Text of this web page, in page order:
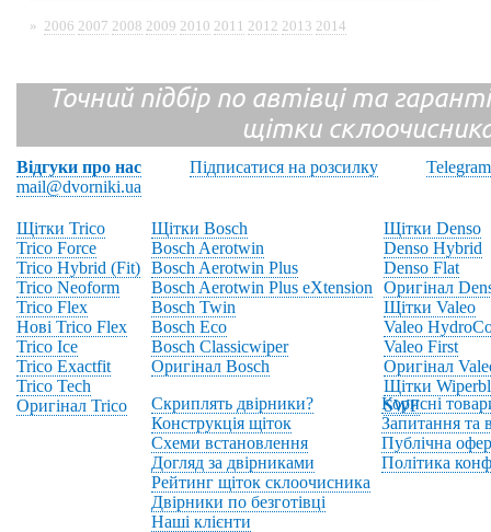
» 2006 2007 2008 2009 2010 2011 2012 2013 2014
Точний підбір по автівці та
щітки
Відгуки про нас Підписатися на розсилку
Telegram
mail@dvorniki.ua
Щітки Trico
Trico Force
Trico Hybrid (Fit)
Trico Neoform
Trico Flex
Нові Trico Flex
Trico Ice
Trico Exactfit
Trico Tech
Оригінал Trico
Щітки Bosch
Bosch Aerotwin
Bosch Aerotwin Plus
Bosch Aerotwin Plus eXtension
Bosch Twin
Bosch Eco
Bosch Classicwiper
Оригінал Bosch
Щітки Denso
Denso Hybrid
Denso Flat
Оригінал
Щітки Valeo
Valeo
Valeo First
Оригінал
Щітки
SWF
Скриплять двірники?
Конструкція щіток
Схеми встановлення
Догляд за двірниками
Рейтинг щіток склоочисника
Двірники по безготівці
Наші клієнти
Корисні
Запитання та
Публічна
Політика